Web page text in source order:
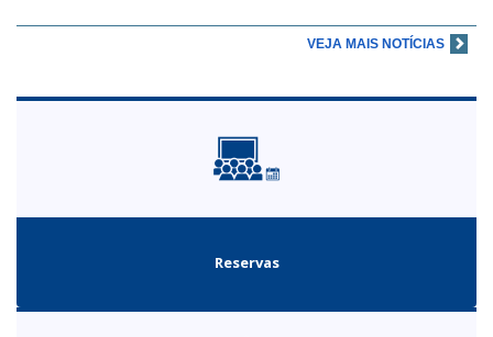
VEJA MAIS NOTÍCIAS
Reservas